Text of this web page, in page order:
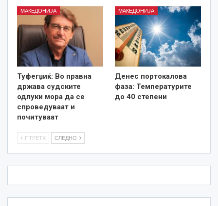
МАКЕДОНИЈА
Туфегџиќ: Во правна
држава судските
одлуки мора да се
спроведуваат и
почитуваат
МАКЕДОНИЈА
Денес портокалова
фаза: Температурите
до 40 степени
ПТРЕТХ СЛЕДНО